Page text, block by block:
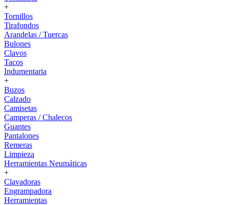
+
Tornillos
Tirafondos
Arandelas / Tuercas
Bulones
Clavos
Tacos
Indumentaria
+
Buzos
Calzado
Camisetas
Camperas / Chalecos
Guantes
Pantalones
Remeras
Limpieza
Herramientas Neumáticas
+
Clavadoras
Engrampadora
Herramientas